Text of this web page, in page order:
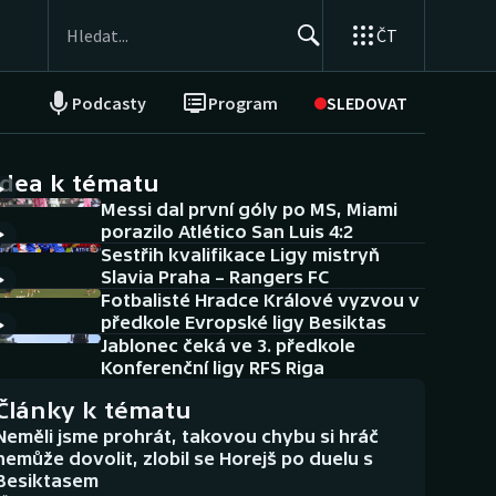
ČT
Podcasty Program SLEDOVAT
NEPŘEHLÉDNĚTE
Historické návraty
Aplikace ČT sport
AZ kvíz
k tématu
Messi dal první góly po MS, Miami
porazilo Atlético San Luis 4:2
Sestřih kvalifikace Ligy mistryň
Slavia Praha – Rangers FC
Fotbalisté Hradce Králové vyzvou v
předkole Evropské ligy Besiktas
Jablonec čeká ve 3. předkole
Konferenční ligy RFS Riga
k tématu
jsme prohrát, takovou chybu si hráč
dovolit, zlobil se Horejš po duelu s